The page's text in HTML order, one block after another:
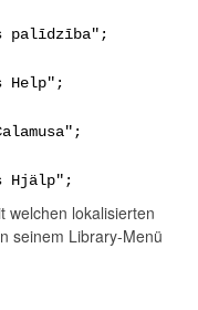
palīdzība";
Help";
Hjälp";
welchen lokalisierten
seinem Library-Menü